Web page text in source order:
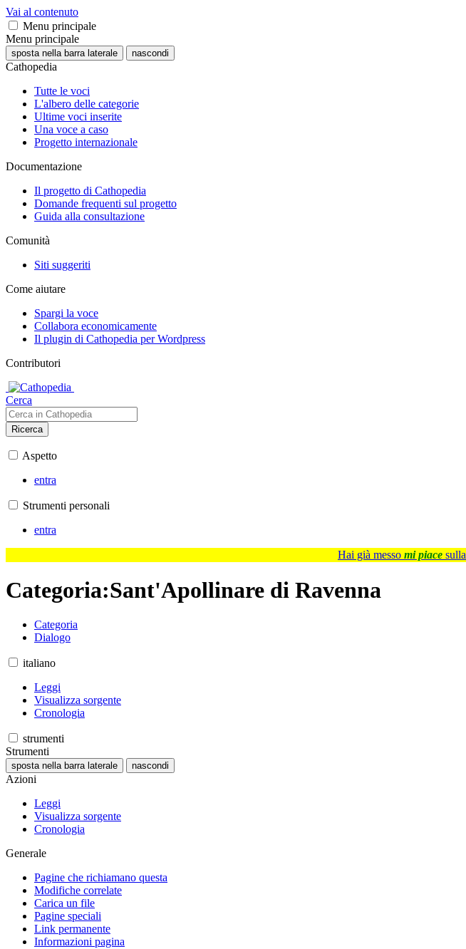
Vai al contenuto
Menu principale
Menu principale
sposta nella barra laterale nascondi
Cathopedia
Tutte le voci
L'albero delle categorie
Ultime voci inserite
Una voce a caso
Progetto internazionale
Documentazione
Il progetto di Cathopedia
Domande frequenti sul progetto
Guida alla consultazione
Comunità
Siti suggeriti
Come aiutare
Spargi la voce
Collabora economicamente
Il plugin di Cathopedia per Wordpress
Contributori
Cerca
Ricerca
Aspetto
entra
Strumenti personali
entra
Hai già messo mi piace sulla
Categoria:Sant'Apollinare di Ravenna
Categoria
Dialogo
italiano
Leggi
Visualizza sorgente
Cronologia
strumenti
Strumenti
sposta nella barra laterale nascondi
Azioni
Leggi
Visualizza sorgente
Cronologia
Generale
Pagine che richiamano questa
Modifiche correlate
Carica un file
Pagine speciali
Link permanente
Informazioni pagina